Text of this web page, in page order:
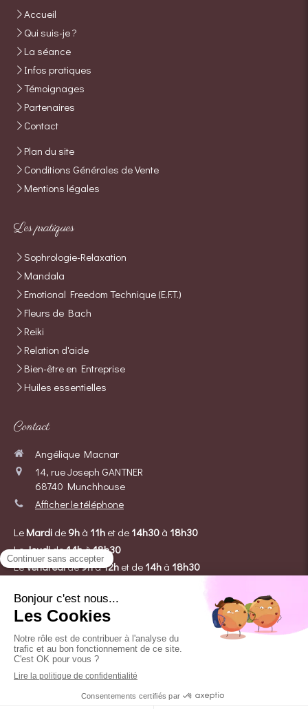
Accueil
Qui suis-je ?
La séance
Infos pratiques
Témoignages
Partenaires
Contact
Plan du site
Conditions Générales de Vente
Mentions légales
Les pratiques
Sophrologie-Relaxation
Mandala
Emotional Freedom Technique (E.F.T.)
Fleurs de Bach
Reiki
Relation d'aide
Bien-être en Entreprise
Huiles essentielles
Contact
Angélique Macnar
14, rue Joseph GANTNER
68740 Munchhouse
Afficher le téléphone
Le Mardi de 9h à 11h et de 14h30 à 18h30
LeJeudide14hà18h30
LeVendredide9hà12h et de 14h à 18h30
Prendre rendez-vous
Création et référencement du site par Simplébo
Site partenaire deInstitut Cassiopée